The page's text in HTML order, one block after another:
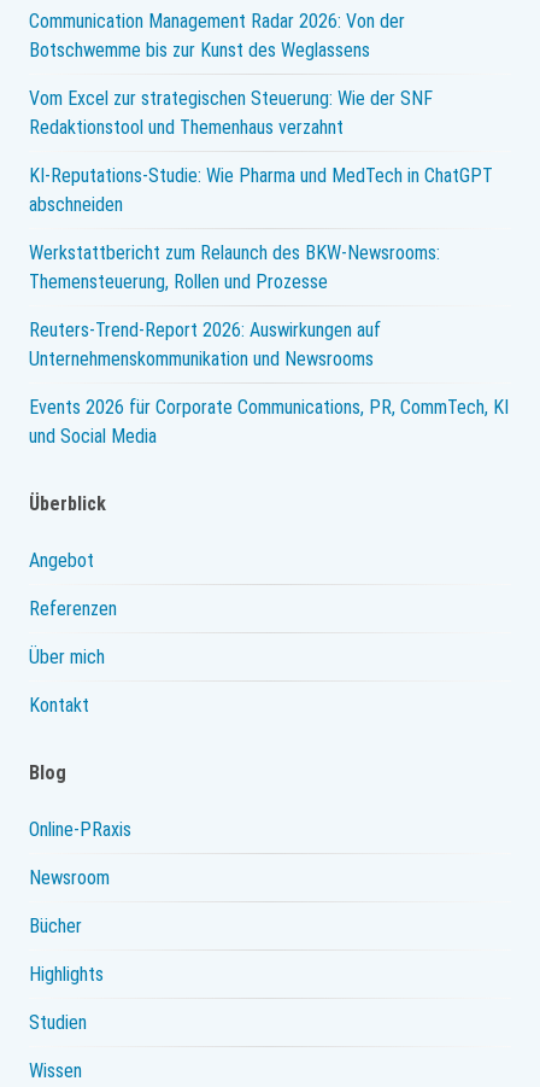
Communication Management Radar 2026: Von der
Botschwemme bis zur Kunst des Weglassens
Vom Excel zur strategischen Steuerung: Wie der SNF
Redaktionstool und Themenhaus verzahnt
KI-Reputations-Studie: Wie Pharma und MedTech in ChatGPT
abschneiden
Werkstattbericht zum Relaunch des BKW-Newsrooms:
Themensteuerung, Rollen und Prozesse
Reuters-Trend-Report 2026: Auswirkungen auf
Unternehmenskommunikation und Newsrooms
Events 2026 für Corporate Communications, PR, CommTech, KI
und Social Media
Überblick
Angebot
Referenzen
Über mich
Kontakt
Blog
Online-PRaxis
Newsroom
Bücher
Highlights
Studien
Wissen